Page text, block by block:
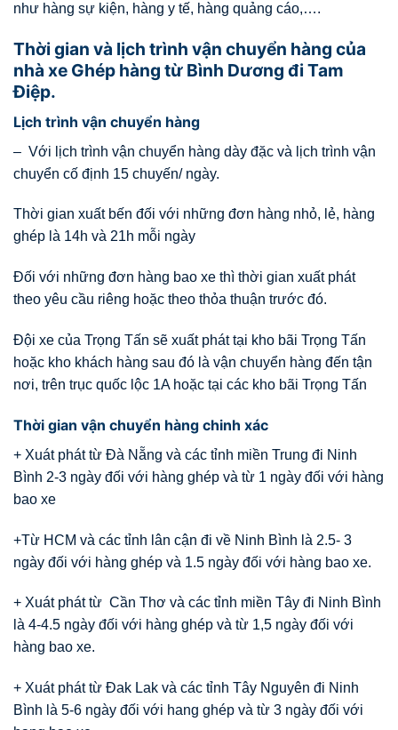
như hàng sự kiện, hàng y tế, hàng quảng cáo,….
Thời gian và lịch trình vận chuyển hàng của
nhà xe Ghép hàng từ Bình Dương đi Tam
Điệp.
Lịch trình vận chuyển hàng
– Với lịch trình vận chuyển hàng dày đặc và lịch trình vận
chuyển cố định 15 chuyến/ ngày.
Thời gian xuất bến đối với những đơn hàng nhỏ, lẻ, hàng
ghép là 14h và 21h mỗi ngày
Đối với những đơn hàng bao xe thì thời gian xuất phát
theo yêu cầu riêng hoặc theo thỏa thuận trước đó.
Đội xe của Trọng Tấn sẽ xuất phát tại kho bãi Trọng Tấn
hoặc kho khách hàng sau đó là vận chuyển hàng đến tận
nơi, trên trục quốc lộc 1A hoặc tại các kho bãi Trọng Tấn
Thời gian vận chuyển hàng chinh xác
+ Xuát phát từ Đà Nẵng và các tỉnh miền Trung đi Ninh
Bình 2-3 ngày đối với hàng ghép và từ 1 ngày đối với hàng
bao xe
+Từ HCM và các tỉnh lân cận đi về Ninh Bình là 2.5- 3
ngày đối với hàng ghép và 1.5 ngày đối với hàng bao xe.
+ Xuát phát từ Cần Thơ và các tỉnh miền Tây đi Ninh Bình
là 4-4.5 ngày đối với hàng ghép và từ 1,5 ngày đối với
hàng bao xe.
+ Xuát phát từ Đak Lak và các tỉnh Tây Nguyên đi Ninh
Bình là 5-6 ngày đối với hang ghép và từ 3 ngày đối với